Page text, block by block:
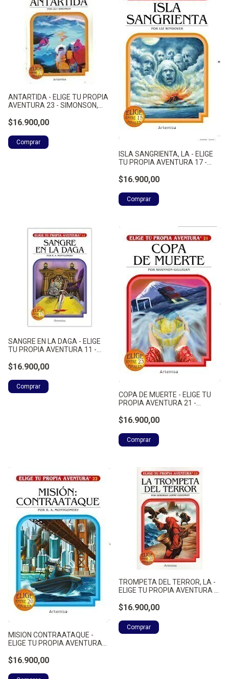
ANTARTIDA - ELIGE TU PROPIA
AVENTURA 23 - SIMONSON,
$16.900,00
ISLA SANGRIENTA, LA - ELIGE
TU PROPIA AVENTURA 17 -
$16.900,00
SANGRE EN LA DAGA - ELIGE
TU PROPIA AVENTURA 11 -
$16.900,00
COPA DE MUERTE - ELIGE TU
PROPIA AVENTURA 21 -
$16.900,00
MISION CONTRAATAQUE -
ELIGE TU PROPIA AVENTURA
A.
$16.900,00
TROMPETA DEL TERROR, LA -
ELIGE TU PROPIA AVENTURA -
$16.900,00